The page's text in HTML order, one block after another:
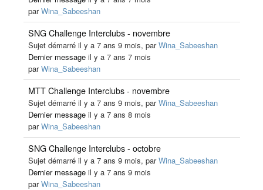
parWina_Sabeeshan
SNG Challenge Interclubs - novembre
Sujet démarré il y a 7 ans 9 mois, parWina_Sabeeshan
Dernier messageil y a 7 ans 7 mois
parWina_Sabeeshan
MTT Challenge Interclubs - novembre
Sujet démarré il y a 7 ans 9 mois, parWina_Sabeeshan
Dernier messageil y a 7 ans 8 mois
parWina_Sabeeshan
SNG Challenge Interclubs - octobre
Sujet démarré il y a 7 ans 9 mois, parWina_Sabeeshan
Dernier messageil y a 7 ans 9 mois
parWina_Sabeeshan